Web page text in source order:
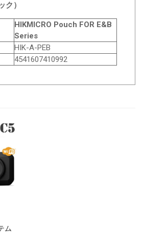
）
HIKMICRO Pouch FOR E&B
Series
HIK-A-PEB
4541607410992
ム